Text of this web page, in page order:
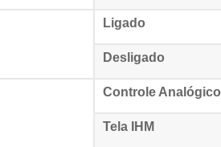
Ligado
Desligado
Controle Analógico
Tela IHM